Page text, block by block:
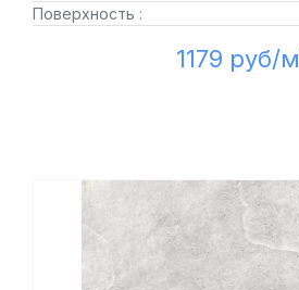
Поверхность :
1179 руб/м